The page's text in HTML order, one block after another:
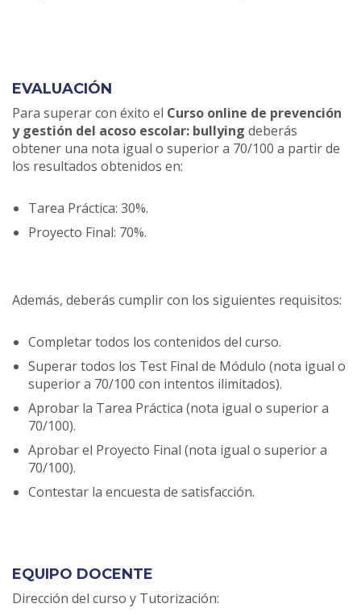
EVALUACIÓN
Para superar con éxito el Curso online de prevención
y gestión del acoso escolar: bullying deberás
obtener una nota igual o superior a 70/100 a partir de
los resultados obtenidos en:
Tarea Práctica: 30%.
Proyecto Final: 70%.
Además, deberás cumplir con los siguientes requisitos:
Completar todos los contenidos del curso.
Superar todos los Test Final de Módulo (nota igual o
superior a 70/100 con intentos ilimitados).
Aprobar la Tarea Práctica (nota igual o superior a
70/100).
Aprobar el Proyecto Final (nota igual o superior a
70/100).
Contestar la encuesta de satisfacción.
EQUIPO DOCENTE
Dirección del curso y Tutorización: